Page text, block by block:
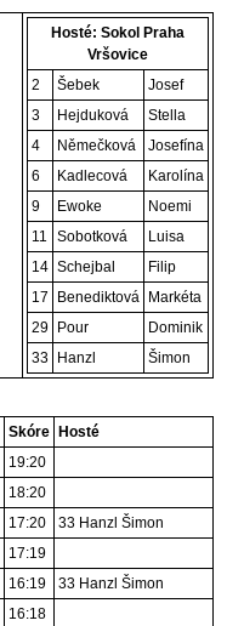
Hosté: Sokol Praha
Vršovice
2
Šebek
Josef
3
Hejduková
Stella
4
Němečková
Josefína
6
Kadlecová
Karolína
9
Ewoke
Noemi
11
Sobotková
Luisa
14 Schejbal
Filip
17
Benediktová
Markéta
29
Pour
Dominik
33
Hanzl Šimon
Skóre
Hosté
19:20
18:20
17:20
33 Hanzl Šimon
17:19
16:19
33 Hanzl Šimon
16:18